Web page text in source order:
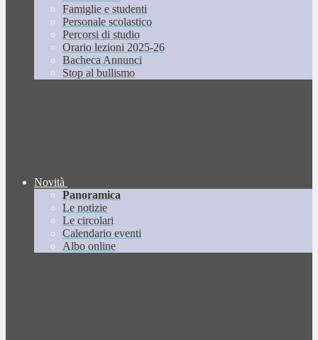
Famiglie e studenti
Personale scolastico
Percorsi di studio
Orario lezioni 2025-26
Bacheca Annunci
Stop al bullismo
Novità
Panoramica
Le notizie
Le circolari
Calendario eventi
Albo online